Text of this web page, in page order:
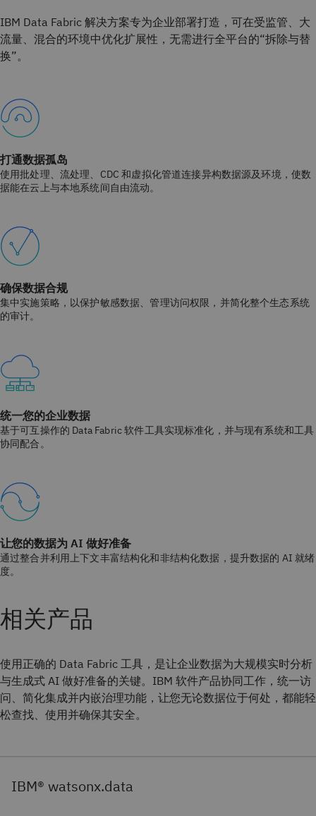
IBM Data Fabric 解决方案专为企业部署打造，可在受监管、大
流量、混合的环境中优化扩展性，无需进行全平台的“拆除与替
换”。
打通数据孤岛
使用批处理、流处理、CDC 和虚拟化管道连接异构数据源及环境，使数
据能在云上与本地系统间自由流动。
确保数据合规
集中实施策略，以保护敏感数据、管理访问权限，并简化整个生态系统
的审计。
统一您的企业数据
基于可互操作的 Data Fabric 软件工具实现标准化，并与现有系统和工具
协同配合。
让您的数据为 AI 做好准备
通过整合并利用上下文丰富结构化和非结构化数据，提升数据的 AI 就绪
度。
相关产品
使用正确的 Data Fabric 工具，是让企业数据为大规模实时分析
与生成式 AI 做好准备的关键。IBM 软件产品协同工作，统一访
问、简化集成并内嵌治理功能，让您无论数据位于何处，都能轻
松查找、使用并确保其安全。
IBM® watsonx.data